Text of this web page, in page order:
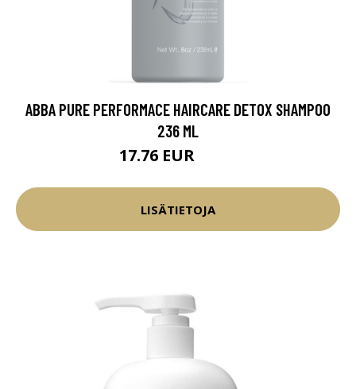
ABBA PURE PERFORMACE HAIRCARE DETOX SHAMPOO
236 ML
17.76 EUR
LISÄTIETOJA